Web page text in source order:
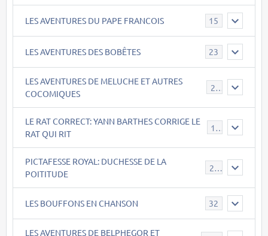
LES AVENTURES DU PAPE FRANCOIS 15
LES AVENTURES DES BOBÊTES 23
LES AVENTURES DE MELUCHE ET AUTRES
COCOMIQUES
22
LE RAT CORRECT: YANN BARTHES CORRIGE LE
RAT QUI RIT
15
PICTAFESSE ROYAL: DUCHESSE DE LA
POITITUDE
23
LES BOUFFONS EN CHANSON 32
LES AVENTURES DE BELPHEGOR ET